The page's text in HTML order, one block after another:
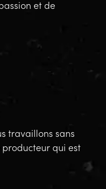
et de
travaillons sans
qui est